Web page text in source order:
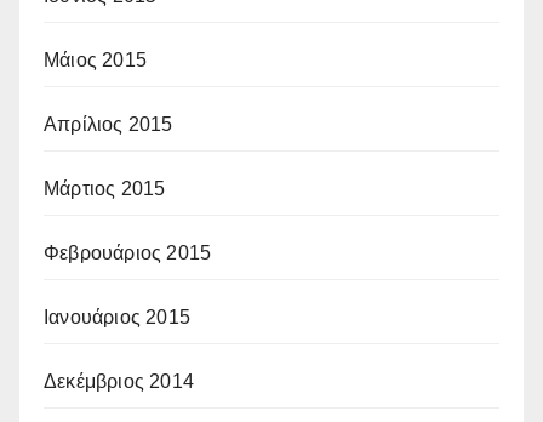
Μάιος 2015
Απρίλιος 2015
Μάρτιος 2015
Φεβρουάριος 2015
Ιανουάριος 2015
Δεκέμβριος 2014